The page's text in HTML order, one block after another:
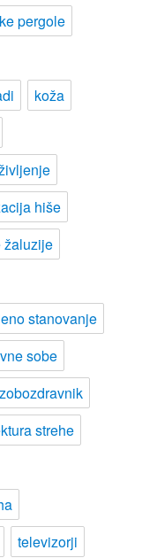
pergole
koža
hiše
žaluzije
stanovanje
sobe
strehe
televizorji